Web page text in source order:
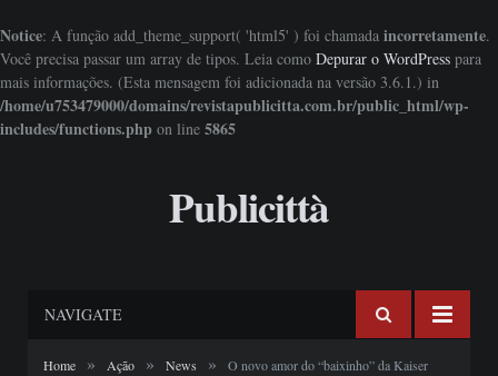
Notice: A função add_theme_support( 'html5' ) foi chamada incorretamente.
Você precisa passar um array de tipos. Leia como Depurar o WordPress para
mais informações. (Esta mensagem foi adicionada na versão 3.6.1.) in
/home/u753479000/domains/revistapublicitta.com.br/public_html/wp-
includes/functions.php on line 5865
Publicittà
NAVIGATE
Home » Ação » News » O novo amor do “baixinho” da Kaiser